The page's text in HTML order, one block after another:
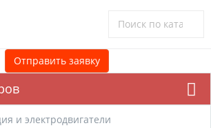
Отправить заявку
и электродвигатели